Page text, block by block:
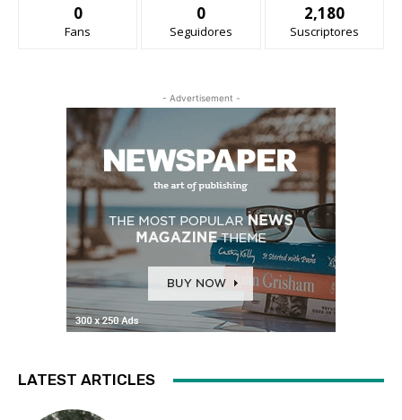
0
Fans
0
Seguidores
2,180
Suscriptores
- Advertisement -
LATEST ARTICLES